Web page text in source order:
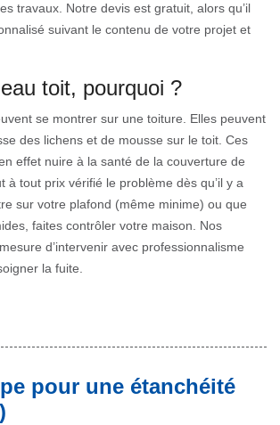
travaux. Notre devis est gratuit, alors qu’il
suivant le contenu de votre projet et
toit, pourquoi ?
se montrer sur une toiture. Elles peuvent
des lichens et de mousse sur le toit. Ces
effet nuire à la santé de la couverture de
à tout prix vérifié le problème dès qu’il y a
sur votre plafond (même minime) ou que
faites contrôler votre maison. Nos
d’intervenir avec professionnalisme
la fuite.
pour une étanchéité